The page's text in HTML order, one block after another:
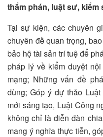
thẩm phán, luật sư, kiểm
Tại sự kiện, các chuyên
chuyên đề quan trọng,
bảo hộ tài sản trí tuệ để
pháp lý về kiểm duyệt
mạng; Những vấn đề
dùng; Góp ý dự thảo
mới sáng tạo, Luật Công
không chỉ là diễn đàn
mang ý nghĩa thực tiễn,